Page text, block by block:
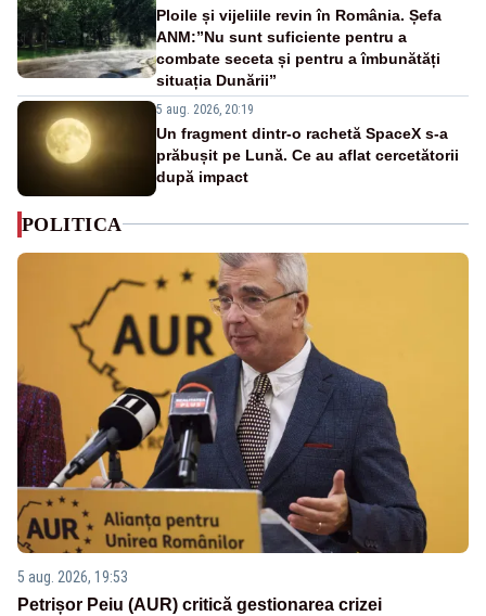
Ploile și vijeliile revin în România. Șefa
ANM:”Nu sunt suficiente pentru a
combate seceta și pentru a îmbunătăți
situația Dunării”
5 aug. 2026, 20:19
Un fragment dintr-o rachetă SpaceX s-a
prăbușit pe Lună. Ce au aflat cercetătorii
după impact
POLITICA
5 aug. 2026, 19:53
Petrișor Peiu (AUR) critică gestionarea crizei